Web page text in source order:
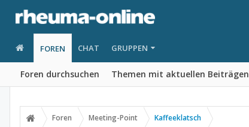
FOREN
Foren durchsuchen Themen mit aktuellen Beiträgen
CHAT GRUPPEN
Foren Meeting-Point Kaffeeklatsch